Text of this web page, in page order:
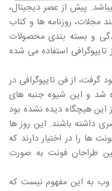
پیش از عصر دیجیتال،
مجلات، روزنامه ها و کتاب
و بسته بندی محصولات
استفاده می شده
گرفت، از فن تایپوگرافی در
شد و این شیوه جنبه های
این هیچگاه دیده نشده بود
داشته باشند. این روز ها
ها را در اختیار دارند که
طراحان فونت به صورت
وب به این مفهوم نیست که